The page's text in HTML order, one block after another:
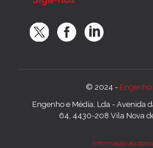
© 2024 - Engenho
Engenho e Média, Lda - Avenida
64, 4430-208 Vila Nova
Informação ao